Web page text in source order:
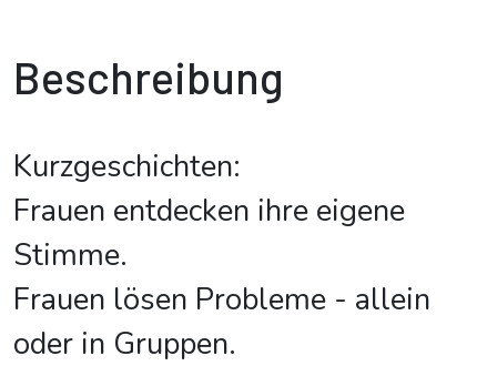
Beschreibung
Kurzgeschichten:
Frauen entdecken ihre eigene
Stimme.
Frauen lösen Probleme - allein
oder in Gruppen.